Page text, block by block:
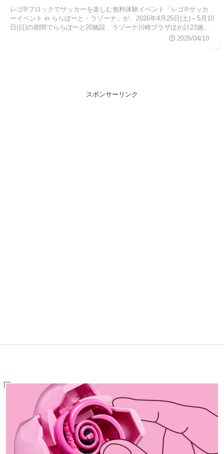
レゴ®ブロックでサッカーを楽しむ無料体験イベント「レゴ®サッカ
ーイベント in ららぽーと・ラゾーナ」が、2026年4月25日(土)～5月10
日(日)の期間でららぽーと20施設、ラゾーナ川崎プラザほか計23施設
にて開催されます。FIFAワールドカップ™公式トロフィーの体験など
2026/04/10
スポンサーリンク